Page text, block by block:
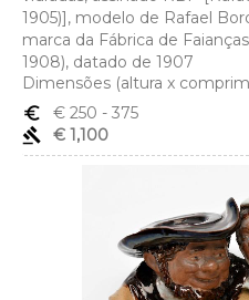
1905)], modelo de Rafael
marca da Fábrica de
1908), datado de 1907
Dimensões (altura x
euro_symbol
€ 250 - 375
gavel
€ 1,100